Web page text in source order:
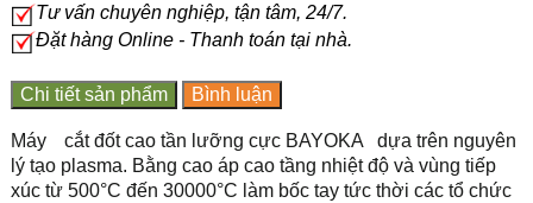
Tư vấn chuyên nghiệp, tận tâm, 24/7.
Đặt hàng Online - Thanh toán tại nhà.
Chi tiết sản phẩm Bình luận
Máy cắt đốt cao tần lưỡng cực BAYOKA
dựa trên nguyên
lý tạo plasma. Bằng cao áp cao tầng nhiệt độ và vùng tiếp
xúc từ 500°C đến 30000°C làm bốc tay tức thời các tổ chức